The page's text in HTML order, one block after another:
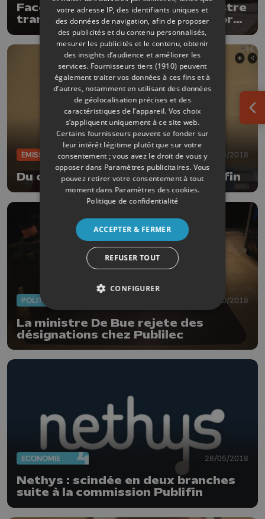
Face au refus de Publifin, la ministre
transmettra elle-même les rapports
au parlement
ÉMISSIONS 30/10/2018
Du changement à la tête de Publifin
POLITIQUE 12/10/2018
La ministre De Bue rejete des
désignations chez Publilec
ECONOMIE 26/05/2018
Nethys : scindée en deux branches
suite à la commission Publifin
votre adresse IP, des identifiants uniques et
des données de navigation, afin de proposer
des publicités et du contenu personnalisés,
mesurer les publicités et le contenu, obtenir
des insights d’audience et améliorer les
services. Fournisseurs tiers (1910) peuvent
également traiter vos données à ces fins et à
d’autres, notamment en utilisant des données
de géolocalisation précises et des
caractéristiques de l’appareil. Vos choix
s’appliquent uniquement à ce site web.
Certains fournisseurs peuvent se fonder sur
leur intérêt légitime plutôt que sur votre
consentement ; vous avez le droit de vous y
opposer dans Paramètres publicitaires. Vous
pouvez retirer votre consentement à tout
moment dans Paramètres des cookies.
Politique de confidentialité
ACCEPTER & FERMER
REFUSER TOUT
CONFIGURER